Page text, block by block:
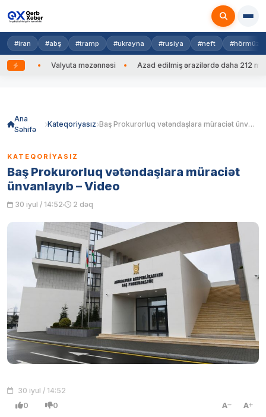
#iran #abş #tramp #ukrayna #rusiya #neft #hörmüz
Valyuta məzənnəsi Azad edilmiş ərazilərdə daha 212 mina,
Ana
Səhifə
Kateqoriyasız Baş Prokurorluq vətəndaşlara müraciət ünvanlayıb – Video
KATEQORIYASIZ
Baş Prokurorluq vətəndaşlara müraciət
ünvanlayıb – Video
30 iyul / 14:52 2 dəq
30 iyul / 14:52
0 0 A A